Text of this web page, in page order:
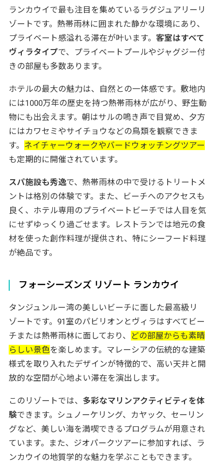
ランカウイで最も注目を集めているラグジュアリーリ
ゾートです。熱帯雨林に囲まれた静かな環境にあり、
プライベート感溢れる滞在が叶います。 客室はすべて
ヴィラタイプで、プライベートプールやジャグジー付
きの部屋も多数あります。
ホテルの最大の魅力は、自然との一体感です。敷地内
には1000万年の歴史を持つ熱帯雨林が広がり、野生動
物にも出会えます。朝はサルの鳴き声で目覚め、夕方
にはカワセミやサイチョウなどの鳥類を観察できま
す。 ネイチャーウォークやバードウォッチングツアー
も定期的に開催されています。
スパ施設も秀逸で、熱帯雨林の中で受けるトリートメ
ントは格別の体験です。また、ビーチへのアクセスも
良く、ホテル専用のプライベートビーチでは人目を気
にせずゆっくり過ごせます。レストランでは地元の食
材を使った創作料理が提供され、特にシーフード料理
が絶品です。
フォーシーズンズ リゾート ランカウイ
タンジュンルー湾の美しいビーチに面した最高級リ
ゾートです。91室のパビリオンとヴィラはすべてビー
チまたは熱帯雨林に面しており、
どの部屋からも素晴
らしい景色を楽しめます。マレーシアの伝統的な建築
様式を取り入れたデザインが特徴的で、高い天井と開
放的な空間が心地よい滞在を演出します。
このリゾートでは、 多彩なマリンアクティビティを体
験できます。シュノーケリング、カヤック、セーリン
グなど、美しい海を満喫できるプログラムが用意され
ています。また、ジオパークツアーに参加すれば、ラ
ンカウイの地質学的な魅力を学ぶこともできます。